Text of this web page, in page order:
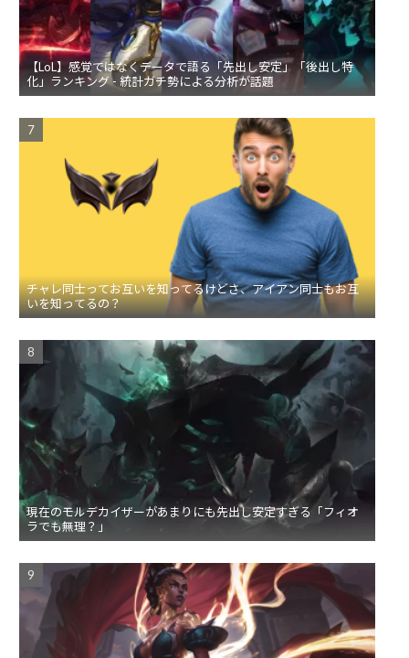
【LoL】感覚ではなくデータで語る「先出し安定」「後出し特
化」ランキング - 統計ガチ勢による分析が話題
チャレ同士ってお互いを知ってるけどさ、アイアン同士もお互
いを知ってるの？
現在のモルデカイザーがあまりにも先出し安定すぎる「フィオ
ラでも無理？」